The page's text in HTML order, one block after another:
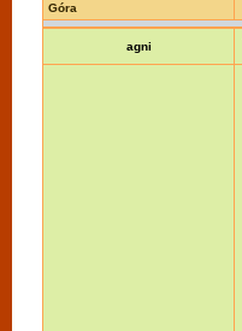
Góra
agni